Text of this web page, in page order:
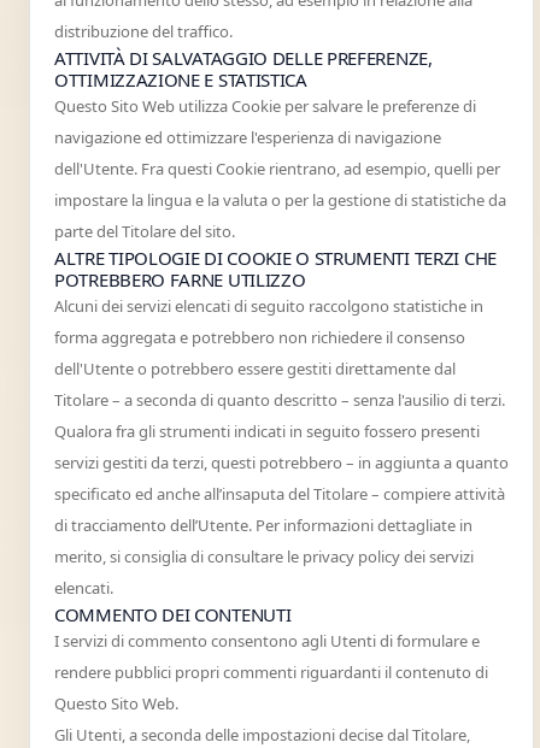
distribuzione del traffico.
ATTIVITÀ DI SALVATAGGIO DELLE PREFERENZE,
OTTIMIZZAZIONE E STATISTICA
Questo Sito Web utilizza Cookie per salvare le preferenze di
navigazione ed ottimizzare l'esperienza di navigazione
dell'Utente. Fra questi Cookie rientrano, ad esempio, quelli per
impostare la lingua e la valuta o per la gestione di statistiche da
parte del Titolare del sito.
ALTRE TIPOLOGIE DI COOKIE O STRUMENTI TERZI CHE
POTREBBERO FARNE UTILIZZO
Alcuni dei servizi elencati di seguito raccolgono statistiche in
forma aggregata e potrebbero non richiedere il consenso
dell'Utente o potrebbero essere gestiti direttamente dal
Titolare – a seconda di quanto descritto – senza l'ausilio di terzi.
Qualora fra gli strumenti indicati in seguito fossero presenti
servizi gestiti da terzi, questi potrebbero – in aggiunta a quanto
specificato ed anche all’insaputa del Titolare – compiere attività
di tracciamento dell’Utente. Per informazioni dettagliate in
merito, si consiglia di consultare le privacy policy dei servizi
elencati.
COMMENTO DEI CONTENUTI
I servizi di commento consentono agli Utenti di formulare e
rendere pubblici propri commenti riguardanti il contenuto di
Questo Sito Web.
Gli Utenti, a seconda delle impostazioni decise dal Titolare,